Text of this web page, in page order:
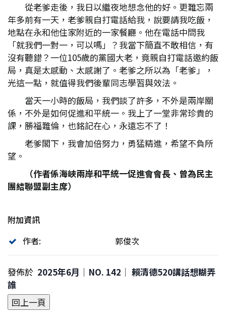
從老爹走後，我日以繼夜地想念他的好。更難忘兩
年多前有一天，老爹親自打電話給我，說要請我吃飯，
地點在永和他住家附近的一家餐廳。他在電話中問我
「就我們一對一，可以嗎」？我當下簡直不敢相信，有
沒有聽錯？一位105歲的黨國大老，竟親自打電話邀約飯
局，真是太感動、太感謝了。老爹之所以為「老爹」，
光這一點，就值得我們後輩同志學習與效法。
當天一小時的飯局，我們談了許多，不外是兩岸關
係，不外是如何促進和平統一。我上了一堂非常珍貴的
課，勝福難倫，也銘記在心，永遠忘不了！
老爹閣下，我會加倍努力，勇猛精進，希望不負所
望。
（作者係海峽兩岸和平統一促進會會長、曾為民主
團結聯盟副主席）
附加資訊
作者:
郭俊次
發佈於 2025年6月｜NO. 142│ 賴清德520講話想糊弄
誰